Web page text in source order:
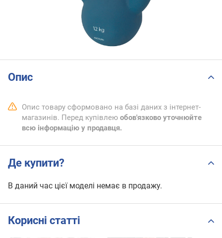
Опис
Опис товару сформовано на базі даних з інтернет-
магазинів. Перед купівлею обов'язково уточнюйте
всю інформацію у продавця.
Де купити?
В даний час цієї моделі немає в продажу.
Корисні статті